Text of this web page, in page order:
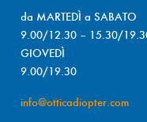
da MARTEDÌ a SABATO
9.00/12.30 – 15.30/
GIOVEDÌ
9.00/19.30
info@otticadiopter.com